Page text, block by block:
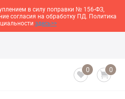
в силу поправки № 156-ФЗ,
согласия на обработку ПД. Политика
здесь>>
0 0